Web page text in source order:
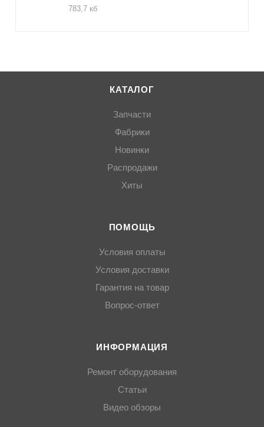
783,7 кб
КАТАЛОГ
Запчасти
Фабрики
Новинки
Распродажи
Хиты
ПОМОЩЬ
Условия оплаты
Условия доставки
Гарантия на товар
Вопрос-ответ
ИНФОРМАЦИЯ
Ремонт оборудования
Статьи
Видео обзоры